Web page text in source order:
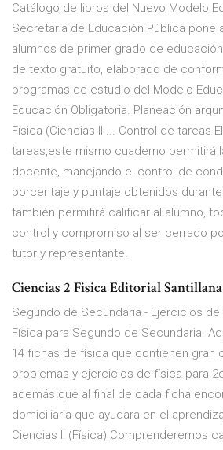
Catálogo de libros del Nuevo Modelo
Secretaria de Educación Pública pone
alumnos de primer grado de
de texto gratuito, elaborado de
programas de estudio del Modelo
Educación Obligatoria. Planeación
Física (Ciencias II ... Control de tareas
tareas,este mismo cuaderno permitirá
docente, manejando el control de
porcentaje y puntaje obtenidos
también permitirá calificar al alumno,
control y compromiso al ser cerrado
tutor y representante.
Ciencias 2 Fisica Editorial Santillana
Segundo de Secundaria - Ejercicios de
Física para Segundo de Secundaria.
14 fichas de física que contienen gran
problemas y ejercicios de física para
además que al final de cada ficha
domiciliaria que ayudara en el
Ciencias II (Física) Comprenderemos